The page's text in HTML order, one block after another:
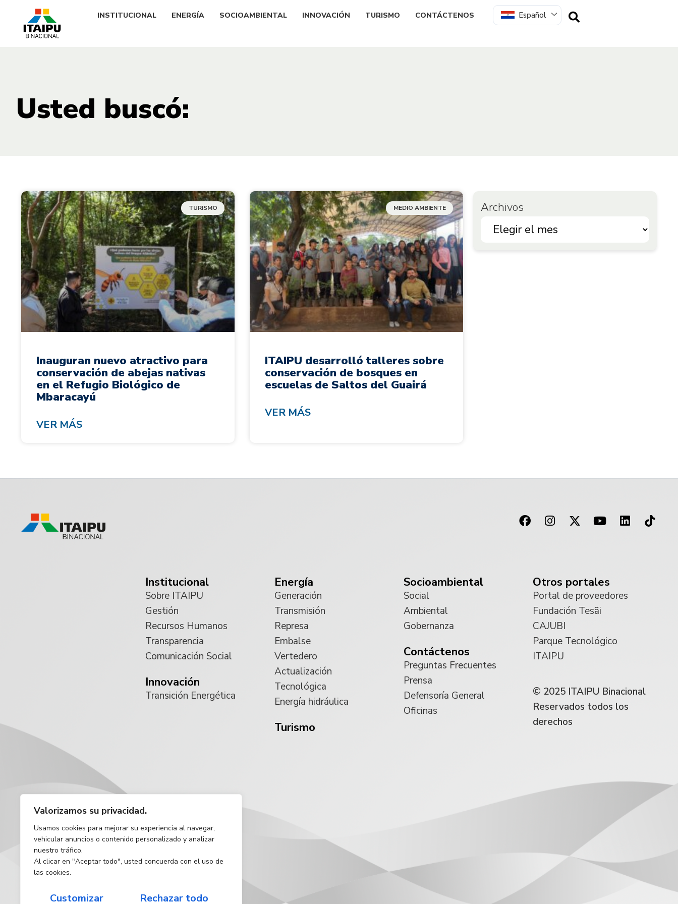
Valorizamos su privacidad.
Usamos cookies para mejorar su experiencia al navegar,
vehicular anuncios o contenido personalizado y analizar
nuestro tráfico.
Al clicar en "Aceptar todo", usted concuerda con el uso de
las cookies.
Customizar Rechazar todo
INSTITUCIONAL ENERGÍA SOCIOAMBIENTAL INNOVACIÓN TURISMO CONTÁCTENOS Español
Usted buscó:
TURISMO
Inauguran nuevo atractivo para
conservación de abejas nativas
en el Refugio Biológico de
Mbaracayú
VER MÁS
MEDIO AMBIENTE
ITAIPU desarrolló talleres sobre
conservación de bosques en
escuelas de Saltos del Guairá
VER MÁS
Archivos
Institucional
Sobre ITAIPU
Gestión
Recursos Humanos
Transparencia
Comunicación Social
Innovación
Transición Energética
Energía
Generación
Transmisión
Represa
Embalse
Vertedero
Actualización
Tecnológica
Energía hidráulica
Turismo
Socioambiental
Social
Ambiental
Gobernanza
Contáctenos
Preguntas Frecuentes
Prensa
Defensoría General
Oficinas
Otros portales
Portal de proveedores
Fundación Tesãi
CAJUBI
Parque Tecnológico
ITAIPU
© 2025 ITAIPU Binacional
Reservados todos los
derechos